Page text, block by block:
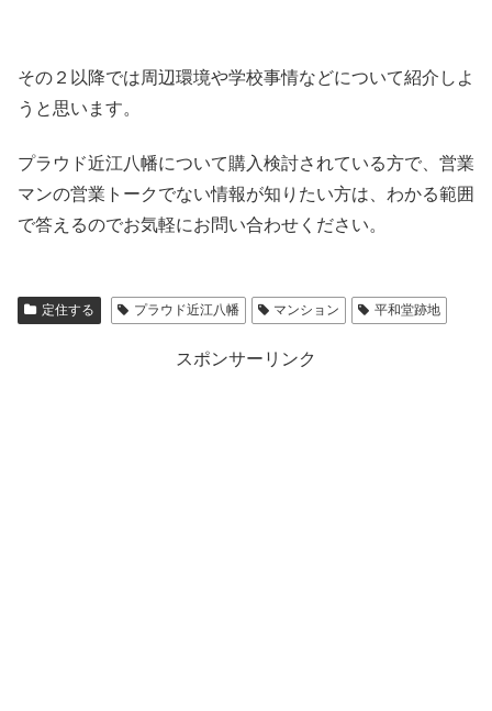
その２以降では周辺環境や学校事情などについて紹介しよ
うと思います。
プラウド近江八幡について購入検討されている方で、営業
マンの営業トークでない情報が知りたい方は、わかる範囲
で答えるのでお気軽にお問い合わせください。
定住する プラウド近江八幡 マンション 平和堂跡地
スポンサーリンク